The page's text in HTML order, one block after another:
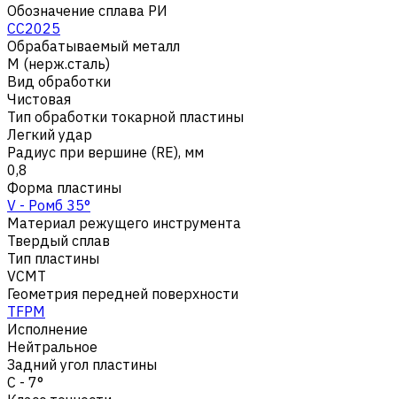
Обозначение сплава РИ
CC2025
Обрабатываемый металл
M (нерж.сталь)
Вид обработки
Чистовая
Тип обработки токарной пластины
Легкий удар
Радиус при вершине (RE), мм
0,8
Форма пластины
V - Ромб 35°
Материал режущего инструмента
Твердый сплав
Тип пластины
VCMT
Геометрия передней поверхности
TFPM
Исполнение
Нейтральное
Задний угол пластины
C - 7°